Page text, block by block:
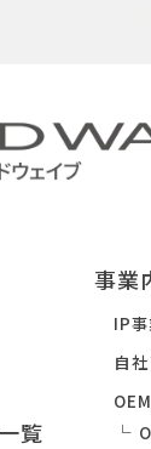
覧
事業
IP
自